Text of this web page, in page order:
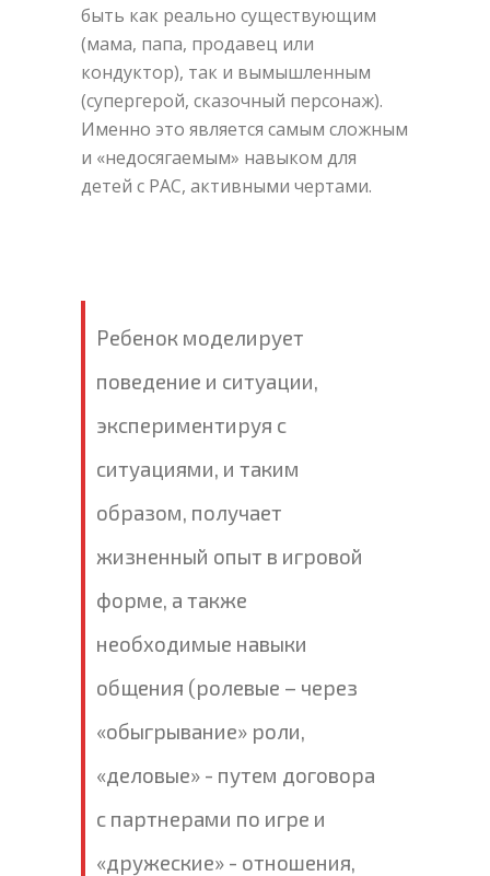
быть как реально существующим
(мама, папа, продавец или
кондуктор), так и вымышленным
(супергерой, сказочный персонаж).
Именно это является самым сложным
и «недосягаемым» навыком для
детей с РАС, активными чертами.
Ребенок моделирует
поведение и ситуации,
экспериментируя с
ситуациями, и таким
образом, получает
жизненный опыт в игровой
форме, а также
необходимые навыки
общения (ролевые – через
«обыгрывание» роли,
«деловые» - путем договора
с партнерами по игре и
«дружеские» - отношения,